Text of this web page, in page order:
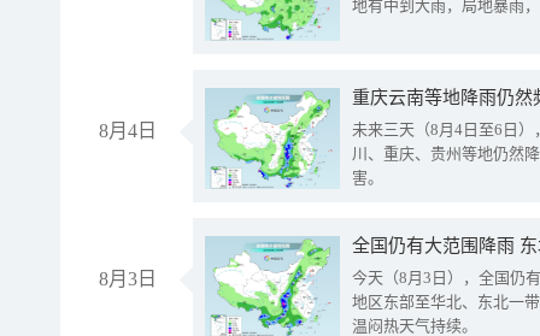
地有中到大雨，局地暴雨
8月4日
重庆云南等地降雨仍然
未来三天（8月4日至6日
川、重庆、贵州等地仍然
害。
8月3日
全国仍有大范围降雨
今天（8月3日），全国仍
地区东部至华北、东北一
温闷热天气持续。